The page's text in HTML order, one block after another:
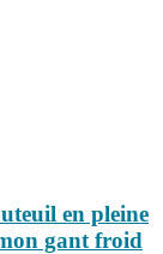
en pleine
gant froid